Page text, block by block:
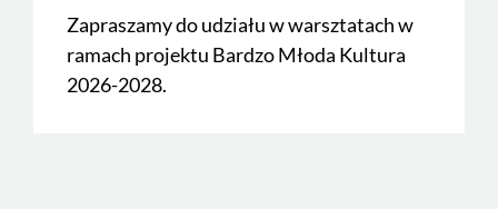
Zapraszamy do udziału w warsztatach w
ramach projektu Bardzo Młoda Kultura
2026-2028.